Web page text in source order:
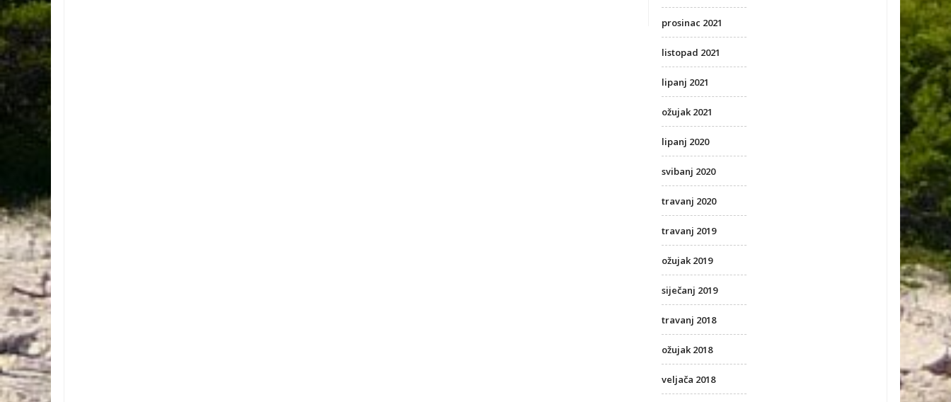
prosinac 2021
listopad 2021
lipanj 2021
ožujak 2021
lipanj 2020
svibanj 2020
travanj 2020
travanj 2019
ožujak 2019
siječanj 2019
travanj 2018
ožujak 2018
veljača 2018